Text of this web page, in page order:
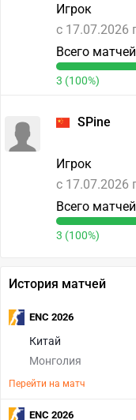
Игрок
c 17.07.2026
Всего
3 (100%)
SPine
Игрок
c 17.07.2026
Всего
3 (100%)
История матчей
Китай
Монголия
Перейти на матч
ENC 2026
ENC 2026